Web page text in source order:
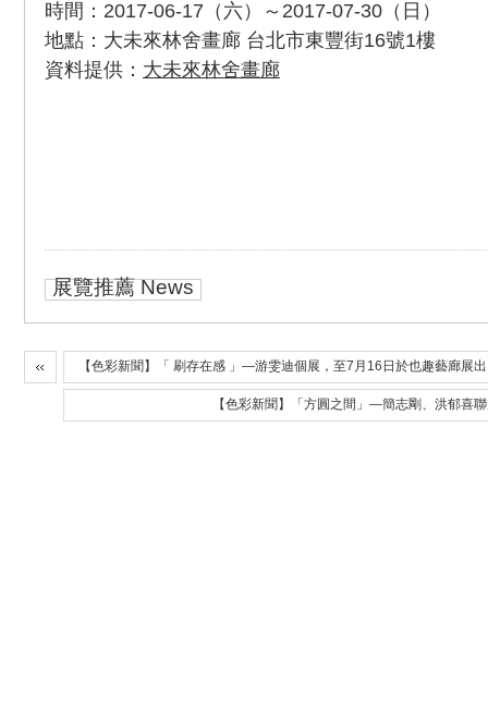
時間：2017-06-17（六）～2017-07-30（日）
地點：大未來林舍畫廊 台北市東豐街16號1樓
資料提供： 大未來林舍畫廊
展覽推薦 News
【色彩新聞】「 刷存在感 」—游雯迪個展，至7月16日於也趣藝廊展出
【色彩新聞】「方圓之間」—簡志剛、洪郁喜